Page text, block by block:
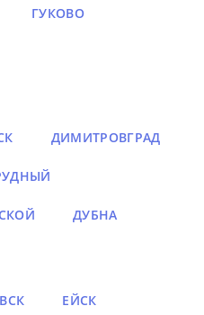
ГУКОВО
ДИМИТРОВГРАД
ДУБНА
ЕЙСК